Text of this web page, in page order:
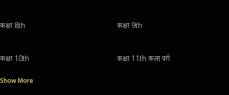
कक्षा 8th कक्षा 9th
कक्षा 10th कक्षा 11th कला वर्ग
Show More